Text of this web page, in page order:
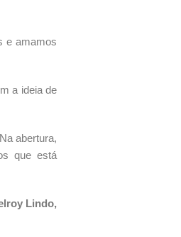
e amamos
a ideia de
abertura,
que está
Lindo,